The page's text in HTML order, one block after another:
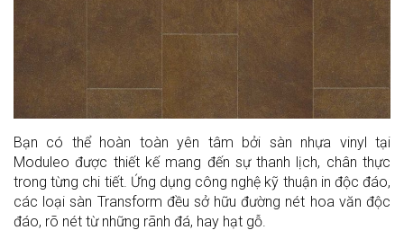
Bạn có thể hoàn toàn yên tâm bởi sàn nhựa vinyl tại
Moduleo được thiết kế mang đến sự thanh lịch, chân thực
trong từng chi tiết. Ứng dụng công nghệ kỹ thuận in độc đáo,
các loại sàn Transform đều sở hữu đường nét hoa văn độc
đáo, rõ nét từ những rãnh đá, hay hạt gỗ.